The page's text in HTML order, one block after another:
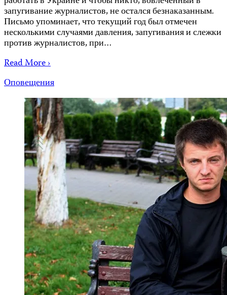
запугивание журналистов, не остался безнаказанным.
Письмо упоминает, что текущий год был отмечен
несколькими случаями давления, запугивания и слежки
против журналистов, при…
Read More ›
Оповещения